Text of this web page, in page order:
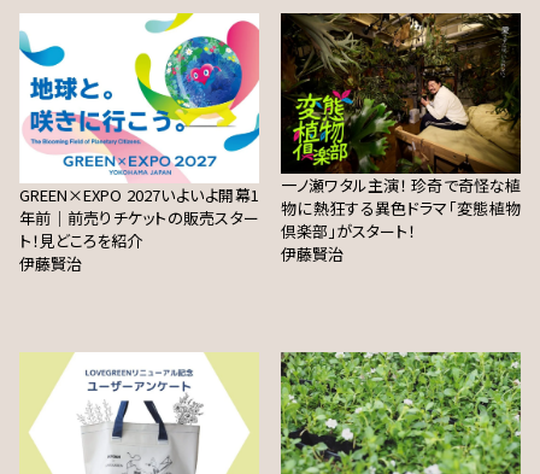
GREEN×EXPO 2027いよいよ開幕1
年前｜前売りチケットの販売スター
ト！見どころを紹介
伊藤賢治
一ノ瀬ワタル主演！ 珍奇で奇怪な植
物に熱狂する異色ドラマ「変態植物
倶楽部」がスタート！
伊藤賢治